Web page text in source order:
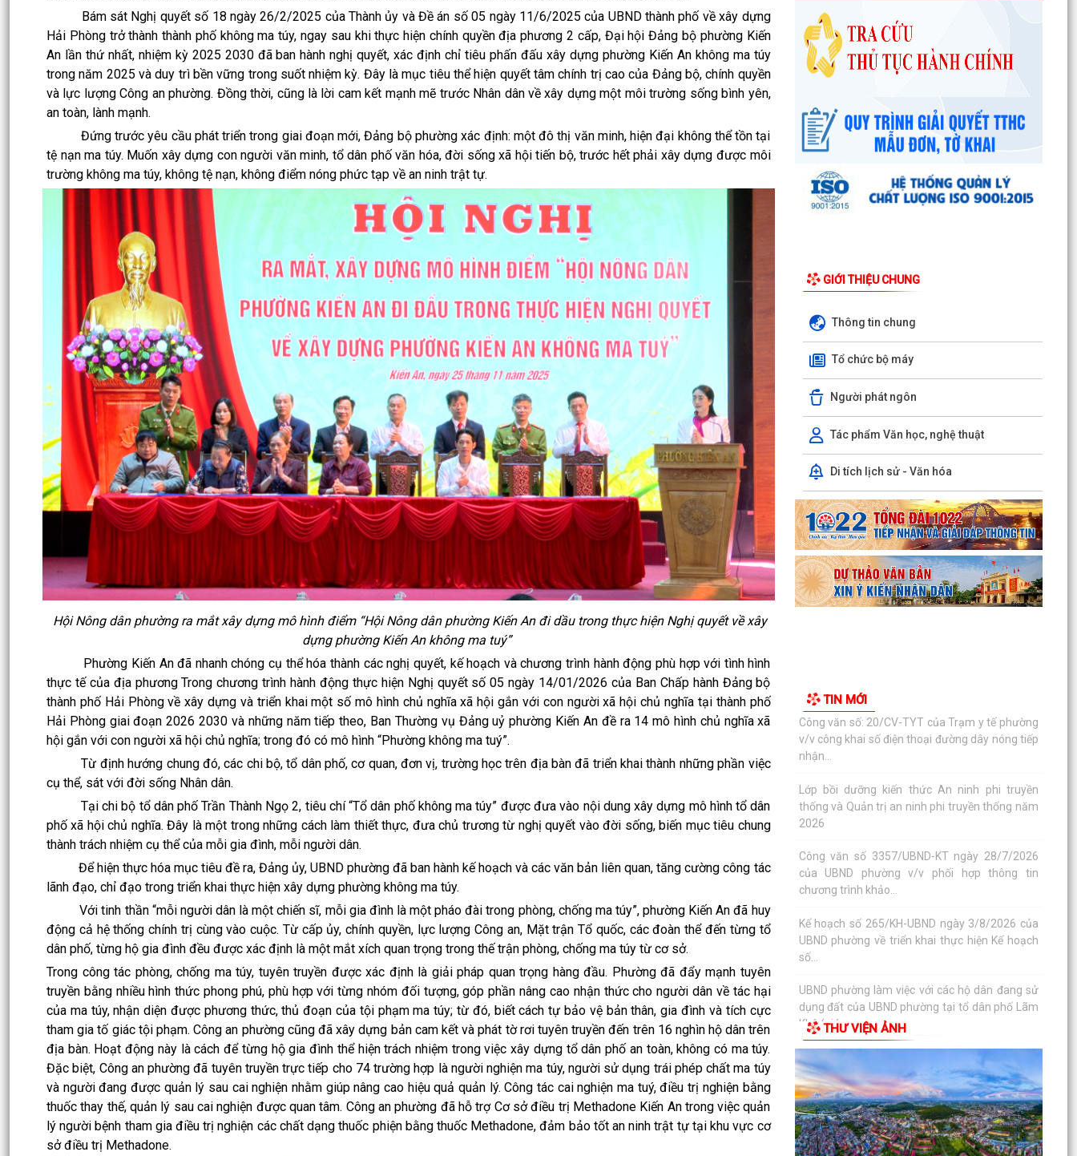
Bám sát Nghị quyết số 18 ngày 26/2/2025 của Thành ủy và Đề án số 05 ngày 11/6/2025 của UBND thành phố về xây dựng
Hải Phòng trở thành thành phố không ma túy, ngay sau khi thực hiện chính quyền địa phương 2 cấp, Đại hội Đảng bộ phường Kiến
An lần thứ nhất, nhiệm kỳ 2025 2030 đã ban hành nghị quyết, xác định chỉ tiêu phấn đấu xây dựng phường Kiến An không ma túy
trong năm 2025 và duy trì bền vững trong suốt nhiệm kỳ. Đây là mục tiêu thể hiện quyết tâm chính trị cao của Đảng bộ, chính quyền
và lực lượng Công an phường. Đồng thời, cũng là lời cam kết mạnh mẽ trước Nhân dân về xây dựng một môi trường sống bình yên,
an toàn, lành mạnh.
Đứng trước yêu cầu phát triển trong giai đoạn mới, Đảng bộ phường xác định: một đô thị văn minh, hiện đại không thể tồn tại
tệ nạn ma túy. Muốn xây dựng con người văn minh, tổ dân phố văn hóa, đời sống xã hội tiến bộ, trước hết phải xây dựng được môi
trường không ma túy, không tệ nạn, không điểm nóng phức tạp về an ninh trật tự.
Hội Nông dân phường ra mắt xây dựng mô hình điểm “Hội Nông dân phường Kiến An đi dầu trong thực hiện Nghị quyết về xây
dựng phường Kiến An không ma tuý”
Phường Kiến An đã nhanh chóng cụ thể hóa thành các nghị quyết, kế hoạch và chương trình hành động phù hợp với tình hình
thực tế của địa phương Trong chương trình hành động thực hiện Nghị quyết số 05 ngày 14/01/2026 của Ban Chấp hành Đảng bộ
thành phố Hải Phòng về xây dựng và triển khai một số mô hình chủ nghĩa xã hội gắn với con người xã hội chủ nghĩa tại thành phố
Hải Phòng giai đoạn 2026 2030 và những năm tiếp theo, Ban Thường vụ Đảng uỷ phường Kiến An đề ra 14 mô hình chủ nghĩa xã
hội gắn với con người xã hội chủ nghĩa; trong đó có mô hình “Phường không ma tuý”.
Từ định hướng chung đó, các chi bộ, tổ dân phố, cơ quan, đơn vị, trường học trên địa bàn đã triển khai thành những phần việc
cụ thể, sát với đời sống Nhân dân.
Tại chi bộ tổ dân phố Trần Thành Ngọ 2, tiêu chí “Tổ dân phố không ma túy” được đưa vào nội dung xây dựng mô hình tổ dân
phố xã hội chủ nghĩa. Đây là một trong những cách làm thiết thực, đưa chủ trương từ nghị quyết vào đời sống, biến mục tiêu chung
thành trách nhiệm cụ thể của mỗi gia đình, mỗi người dân.
Để hiện thực hóa mục tiêu đề ra, Đảng ủy, UBND phường đã ban hành kế hoạch và các văn bản liên quan, tăng cường công tác
lãnh đạo, chỉ đạo trong triển khai thực hiện xây dựng phường không ma túy.
Với tinh thần “mỗi người dân là một chiến sĩ, mỗi gia đình là một pháo đài trong phòng, chống ma túy”, phường Kiến An đã huy
động cả hệ thống chính trị cùng vào cuộc. Từ cấp ủy, chính quyền, lực lượng Công an, Mặt trận Tổ quốc, các đoàn thể đến từng tổ
dân phố, từng hộ gia đình đều được xác định là một mắt xích quan trọng trong thế trận phòng, chống ma túy từ cơ sở.
Trong công tác phòng, chống ma túy, tuyên truyền được xác định là giải pháp quan trọng hàng đầu. Phường đã đẩy mạnh tuyên
truyền bằng nhiều hình thức phong phú, phù hợp với từng nhóm đối tượng, góp phần nâng cao nhận thức cho người dân về tác hại
của ma túy, nhận diện được phương thức, thủ đoạn của tội phạm ma túy; từ đó, biết cách tự bảo vệ bản thân, gia đình và tích cực
tham gia tố giác tội phạm. Công an phường cũng đã xây dựng bản cam kết và phát tờ rơi tuyên truyền đến trên 16 nghìn hộ dân trên
địa bàn. Hoạt động này là cách để từng hộ gia đình thể hiện trách nhiệm trong việc xây dựng tổ dân phố an toàn, không có ma túy.
Đặc biệt, Công an phường đã tuyên truyền trực tiếp cho 74 trường hợp là người nghiện ma túy, người sử dụng trái phép chất ma túy
và người đang được quản lý sau cai nghiện nhằm giúp nâng cao hiệu quả quản lý. Công tác cai nghiện ma tuý, điều trị nghiện bằng
thuốc thay thế, quản lý sau cai nghiện được quan tâm. Công an phường đã hỗ trợ Cơ sở điều trị Methadone Kiến An trong việc quản
lý người bệnh tham gia điều trị nghiện các chất dạng thuốc phiện bằng thuốc Methadone, đảm bảo tốt an ninh trật tự tại khu vực cơ
sở điều trị Methadone.
GIỚI THIỆU CHUNG
Thông tin chung
Tổ chức bộ máy
Người phát ngôn
Tác phẩm Văn học, nghệ thuật
Di tích lịch sử - Văn hóa
TIN MỚI
UBND phường triển khai công tác khám sức
khoẻ định kỳ, khám sàng lọc miễn phí cho người
dân trên...
sách xã hội phường Kiến An tổ chức phiên họp
giao...
Đảng viên mới
sau Kỳ họp thường lệ giữa năm 2026 HĐND
thành phố...
Hội nghị tập huấn công tác Đoàn và phong trào
thanh thiếu nhi năm 2026
Công văn số: 20/CV-TYT của Trạm y tế phường
v/v công khai số điện thoại đường dây nóng tiếp
nhận...
Lớp bồi dưỡng kiến thức An ninh phi truyền
thống và Quản trị an ninh phi truyền thống năm
2026
Công văn số 3357/UBND-KT ngày 28/7/2026
số...
UBND phường làm việc với các hộ dân đang sử
dụng đất của UBND phường tại tổ dân phố Lãm
Khê (giáp...
PHƯỜNG KIẾN AN THAM DỰ HỘI NGHỊ TRỰC
TUYẾN THÀNH PHỐ VỀ TIẾN ĐỘ ĐO ĐẠC, LẬP
Khai mạc huấn luyện Dân quân tự vệ tại chỗ
năm 2026
Lễ chào cờ tháng 8/2026
Thông báo số 1298/TB-UBND ngày 31/7/2026
thực hiện đấu...
Thông báo số 1298/TB-UBND ngày 31/7/2026
của UBND phường về việc công bố kế hoạch,
danh mục khu đất...
Công văn số: 3386/UBND-KT về viêc công khai
Quyết định số 2558/QĐ-UBND ngày 02/7/2026
của Ủy ban...
Các chí lãnh đạo Đảng ủy, HĐND, UBND phường
THƯ VIỆN ẢNH